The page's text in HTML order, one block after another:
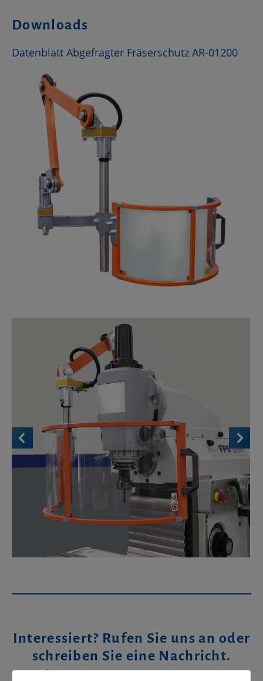
Downloads
Datenblatt Abgefragter Fräserschutz AR-01200
Interessiert? Rufen Sie uns an oder
schreiben Sie eine Nachricht.